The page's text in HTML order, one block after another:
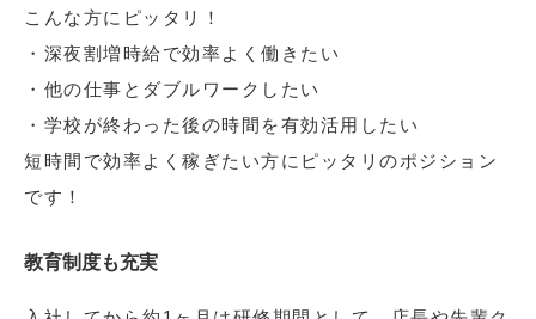
こんな方にピッタリ！
・深夜割増時給で効率よく働きたい
・他の仕事とダブルワークしたい
・学校が終わった後の時間を有効活用したい
短時間で効率よく稼ぎたい方にピッタリのポジション
です！
教育制度も充実